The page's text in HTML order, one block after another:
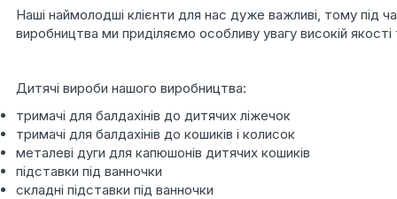
Наші наймолодші клієнти для нас дуже важливі, тому під
виробництва ми приділяємо особливу увагу високій якості
Дитячі вироби нашого виробництва:
тримачі для балдахінів до дитячих ліжечок
тримачі для балдахінів до кошиків і колисок
металеві дуги для капюшонів дитячих кошиків
підставки під ванночки
складні підставки під ванночки